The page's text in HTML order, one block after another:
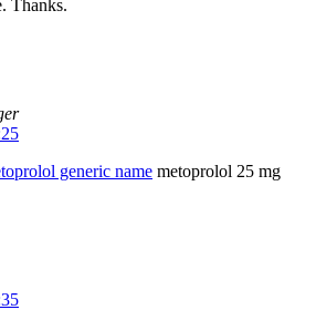
Thanks.
generic name metoprolol 25 mg